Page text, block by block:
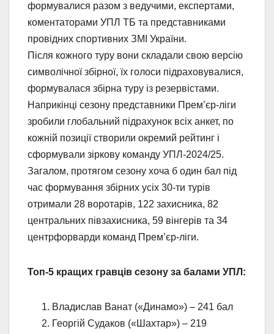
формувалися разом з ведучими, експертами,
коментаторами УПЛ ТБ та представниками
провідних спортивних ЗМІ України.
Після кожного туру вони складали свою версію
символічної збірної, їх голоси підраховувалися,
формувалася збірна туру із резервістами.
Наприкінці сезону представники Прем’єр-ліги
зробили глобальний підрахунок всіх анкет, по
кожній позиції створили окремий рейтинг і
сформували зіркову команду УПЛ-2024/25.
Загалом, протягом сезону хоча б один бал під
час формування збірних усіх 30-ти турів
отримали 28 воротарів, 122 захисника, 82
центральних півзахисника, 59 вінгерів та 34
центрфорварди команд Прем’єр-ліги.
Топ-5 кращих гравців сезону за балами УПЛ:
Владислав Ванат («Динамо») – 241 бал
Георгій Судаков («Шахтар») – 219